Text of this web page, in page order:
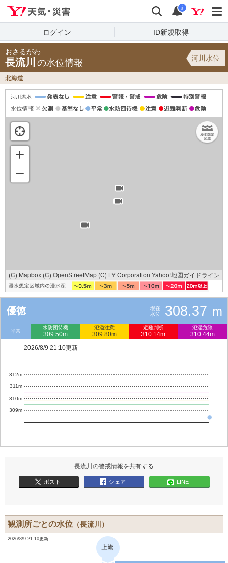
検索 通知
i
ログイン ID新規取得
おさるがわ
長流川 の水位情報 河川水位
北海道
(C) Mapbox (C) OpenStreetMap (C) LY Corporation Yahoo!地図ガイドライン
優徳
現在
水位
308.37 m
平常
水防団待機
309.50m
氾濫注意
309.80m
避難判断
310.14m
氾濫危険
310.44m
2026/8/9 21:10更新
309m
310m
311m
312m
長流川の警戒情報を共有する
ポスト シェア LINE
観測所ごとの水位 （長流川）
2026/8/9 21:10更新